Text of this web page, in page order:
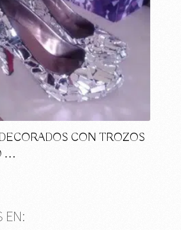
CON TROZOS
…
EN: